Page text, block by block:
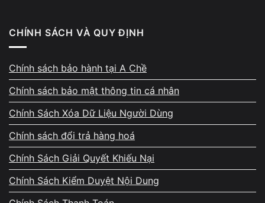
Lợi ích khi bán màn hình tại
đơn vị uy tín
Bạn được báo giá minh bạch, không phát sinh
chi phí, thanh toán nhanh bằng tiền mặt hoặc
chuyển khoản và hạn chế rủi ro bị ép giá.
CHÍNH SÁCH VÀ QUY ĐỊNH
Chính sách bảo hành tại A Chề
Chính sách bảo mật thông tin cá nhân
Chính Sách Xóa Dữ Liệu Người Dùng
Chính sách đổi trả hàng hoá
Chính Sách Giải Quyết Khiếu Nại
Chính Sách Kiểm Duyệt Nội Dung